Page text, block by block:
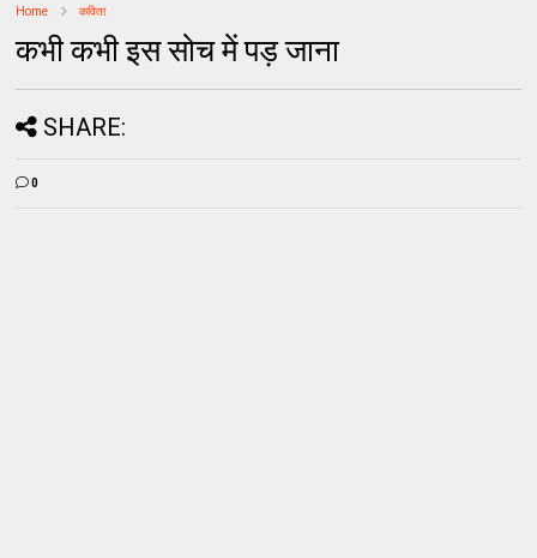
Home कविता
कभी कभी इस सोच में पड़ जाना
SHARE:
0